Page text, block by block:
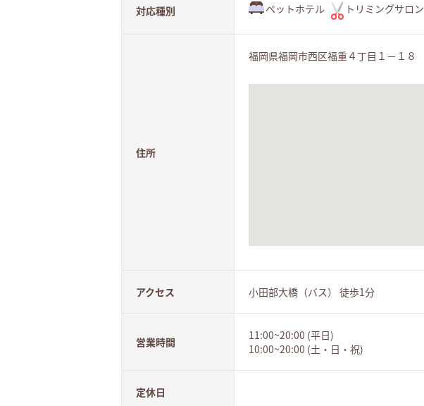
対応種別 ペットホテル トリミングサロン
住所
福岡県福岡市西区福重４丁目１－１８
アクセス 小田部大橋（バス） 徒歩1分
営業時間
11:00~20:00 (平日)
10:00~20:00 (土・日・祝)
定休日